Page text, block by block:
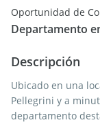
Departamento
Descripción
Ubicado en una
Pellegrini y a
departamento